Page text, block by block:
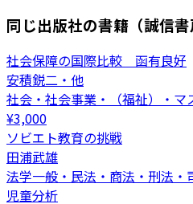
同じ出版社の書籍（誠信書
社会保障の国際比較 函有良好
安積鋭二・他
社会・社会事業・（福祉）・マ
¥3,000
ソビエト教育の挑戦
田浦武雄
法学一般・民法・商法・刑法・
児童分析